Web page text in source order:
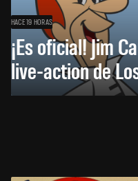
HACE 19 HORAS
¡Es oficial! Jim
live-action de